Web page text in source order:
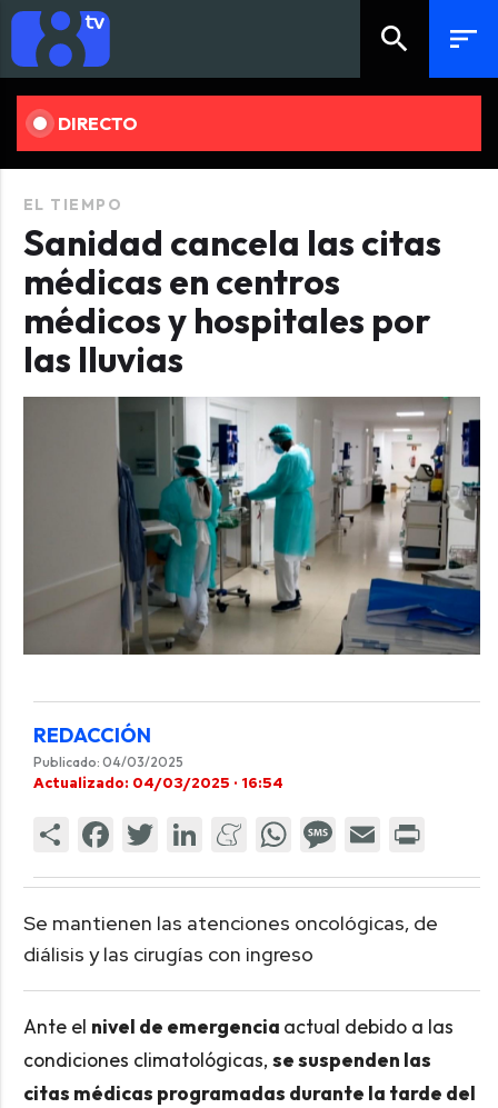
search sort
DIRECTO
EL TIEMPO
Sanidad cancela las citas
médicas en centros
médicos y hospitales por
las lluvias
REDACCIÓN
Publicado: 04/03/2025
Actualizado: 04/03/2025 · 16:54
Se mantienen las atenciones oncológicas, de
diálisis y las cirugías con ingreso
Ante el nivel de emergencia actual debido a las
condiciones climatológicas, se suspenden las
citas médicas programadas durante la tarde del